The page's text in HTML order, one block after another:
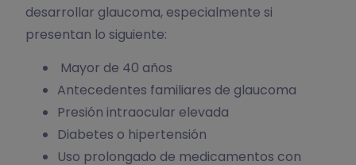
desarrollar glaucoma, especialmente si
presentan lo siguiente:
Mayor de 40 años
Antecedentes familiares de glaucoma
Presión intraocular elevada
Diabetes o hipertensión
Uso prolongado de medicamentos con